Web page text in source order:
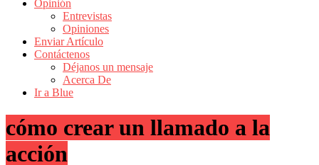
Revistas
Actualidad
Colombia
Revista
iBlue
Marketing
Opinión
Entrevistas
Opiniones
Enviar Artículo
Contáctenos
Déjanos un mensaje
Acerca De
Ir a Blue
cómo crear un llamado a la
acción